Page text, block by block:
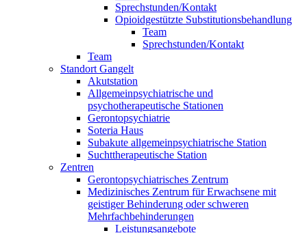
Sprechstunden/Kontakt
Opioidgestützte Substitutionsbehandlung
Team
Sprechstunden/Kontakt
Team
Standort Gangelt
Akutstation
Allgemeinpsychiatrische und
psychotherapeutische Stationen
Gerontopsychiatrie
Soteria Haus
Subakute allgemeinpsychiatrische Station
Suchttherapeutische Station
Zentren
Gerontopsychiatrisches Zentrum
Medizinisches Zentrum für Erwachsene mit
geistiger Behinderung oder schweren
Mehrfachbehinderungen
Leistungsangebote